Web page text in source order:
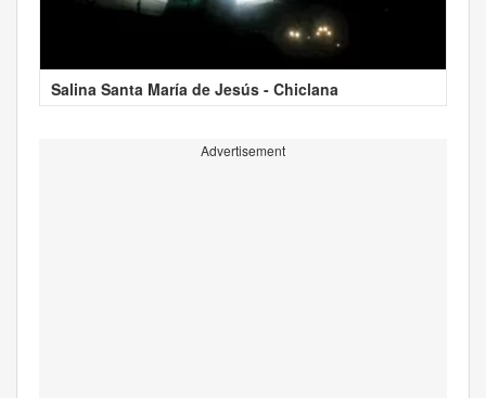
Salina Santa María de Jesús - Chiclana
Advertisement